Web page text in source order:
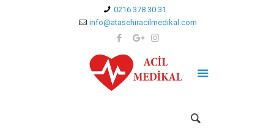
0216 378 30 31
info@atasehiracilmedikal.com